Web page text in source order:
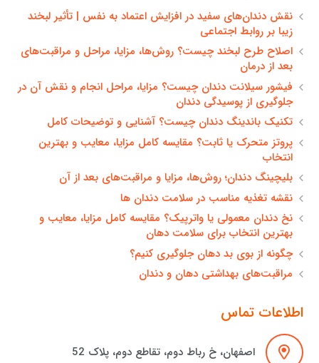
نقش دندان‌های سفید در افزایش اعتماد به نفس | تأثیر لبخند
زیبا بر روابط اجتماعی
اصلاح طرح لبخند چیست؟ روش‌ها، مزایا، مراحل و مراقبت‌های
بعد از درمان
فیشور سیلانت دندان چیست؟ مزایا، مراحل انجام و نقش آن در
جلوگیری از پوسیدگی دندان
تکنیک باندینگ دندان چیست؟ آشنایی و توضیحات کامل
پروتز متحرک یا ثابت؟ مقایسه کامل مزایا، معایب و بهترین
انتخاب
بلیچینگ دندان؛ روش‌ها، مزایا و مراقبت‌های بعد از آن
نقشه تغذیه مناسب در سلامت دندان ها
نخ دندان معمولی یا واترپیک؟ مقایسه کامل مزایا، معایب و
بهترین انتخاب برای سلامت دهان
چگونه از بوی بد دهان جلوگیری کنیم؟
مراقبت‌های بهداشتی دهان و دندان
اطلاعات تماس
اصفهان، خ رباط دوم، تقاطع دوم، پلاک 52